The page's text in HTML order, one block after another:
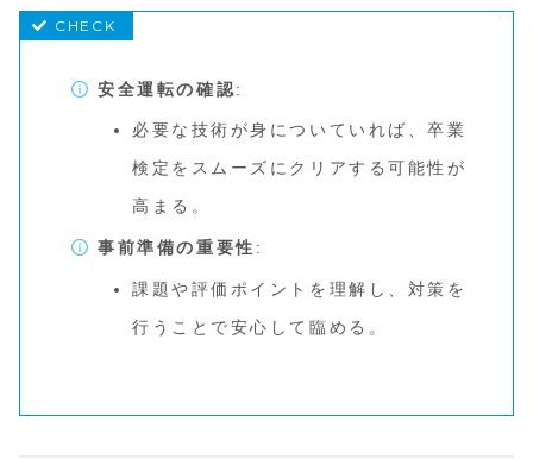
安全運転の確認:
必要な技術が身についていれば、卒業
検定をスムーズにクリアする可能性が
高まる。
事前準備の重要性 :
課題や評価ポイントを理解し、対策を
行うことで安心して臨める。